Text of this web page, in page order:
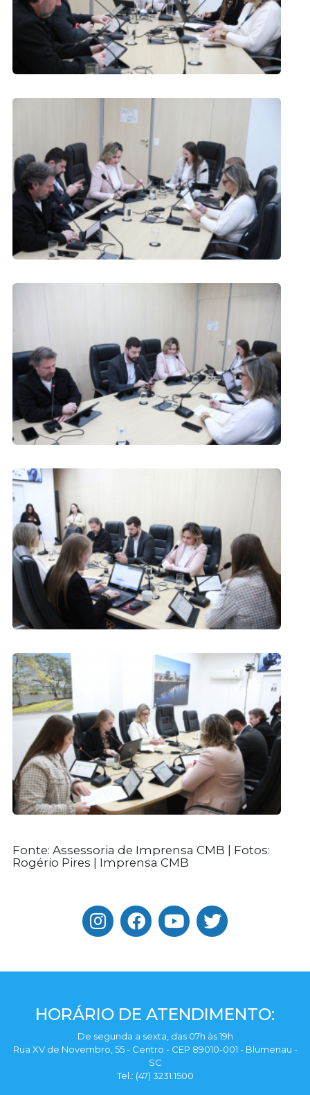
Fonte: Assessoria de Imprensa CMB | Fotos:
Rogério Pires | Imprensa CMB
HORÁRIO DE ATENDIMENTO:
De segunda a sexta, das 07h às 19h
Rua XV de Novembro, 55 - Centro - CEP 89010-001 - Blumenau -
SC
Tel.: (47) 3231.1500